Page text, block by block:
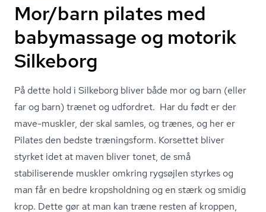
Mor/barn pilates med
babymassage og motorik
Silkeborg
På dette hold i Silkeborg bliver både mor og barn (eller
far og barn) trænet og udfordret. Har du født er der
mave-muskler, der skal samles, og trænes, og her er
Pilates den bedste træningsform. Korsettet bliver
styrket idet at maven bliver tonet, de små
stabiliserende muskler omkring rygsøjlen styrkes og
man får en bedre kropsholdning og en stærk og smidig
krop. Dette gør at man kan træne resten af kroppen,